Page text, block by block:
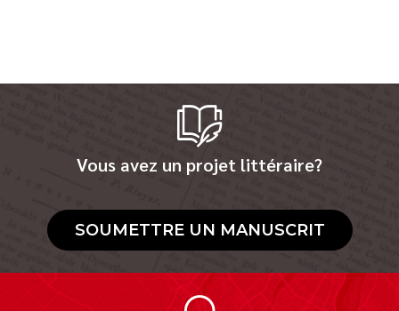
Vous avez un projet littéraire?
SOUMETTRE UN MANUSCRIT